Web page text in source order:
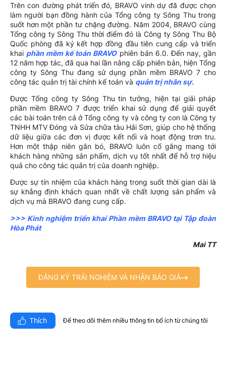
Trên con đường phát triển đó, BRAVO vinh dự đã được chọn
làm người bạn đồng hành của Tổng công ty Sông Thu trong
suốt hơn một phần tư chặng đường. Năm 2004, BRAVO cùng
Tổng công ty Sông Thu thời điểm đó là Công ty Sông Thu Bộ
Quốc phòng đã ký kết hợp đồng đầu tiên cung cấp và triển
khai phần mềm kế toán BRAVOphiên bản 6.0. Đến nay, gần
12 năm hợp tác, đã qua hai lần nâng cấp phiên bản, hiện Tổng
công ty Sông Thu đang sử dụng phần mềm BRAVO 7 cho
công tác quản trị tài chính kế toán và quản trị nhân sự.
Được Tổng công ty Sông Thu tin tưởng, hiện tại giải pháp
phần mềm BRAVO 7 được triển khai sử dụng để giải quyết
các bài toán trên cả ở Tổng công ty và công ty con là Công ty
TNHH MTV Đóng và Sửa chữa tàu Hải Sơn, giúp cho hệ thống
dữ liệu giữa các đơn vị được kết nối và hoạt động trơn tru.
Hơn một thập niên gắn bó, BRAVO luôn cố gắng mang tới
khách hàng những sản phẩm, dịch vụ tốt nhất để hỗ trợ hiệu
quả cho công tác quản trị của doanh nghiệp.
Được sự tín nhiệm của khách hàng trong suốt thời gian dài là
sự khẳng định khách quan nhất về chất lượng sản phẩm và
dịch vụ mà BRAVO đang cung cấp.
>>> Kinh nghiệm triển khai Phần mềm BRAVO tại Tập đoàn
Hòa Phát
Mai TT
ĐĂNG KÝ TRẢI NGHIỆM VÀ NHẬN BÁO GIÁ
Thích Để theo dõi thêm nhiều thông tin bổ ích từ chúng tôi​